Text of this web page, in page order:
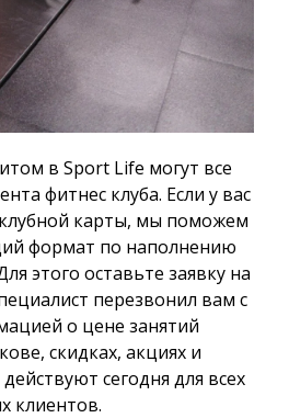
в Sport Life могут все
фитнес клуба. Если у вас
карты, мы поможем
формат по наполнению
этого оставьте заявку на
перезвонил вам с
о цене занятий
скидках, акциях и
сегодня для всех
клиентов.